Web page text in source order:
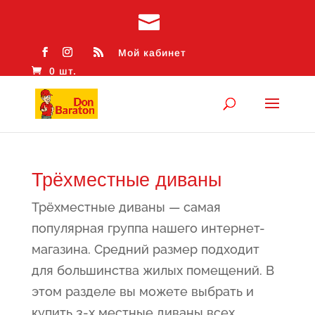
Мой кабинет
0 шт.
Трёхместные диваны
Трёхместные диваны — самая
популярная группа нашего интернет-
магазина. Средний размер подходит
для большинства жилых помещений. В
этом разделе вы можете выбрать и